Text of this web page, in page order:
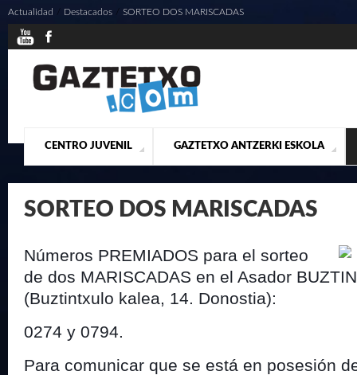
CENTRO JUVENIL
¿QUIENES SOMOS? ACTUALIDAD CONTACTO
GAZTETXO ANTZERKI ESKOLA
PRESENTACIÓN MUSICALES
Actualidad Destacados SORTEO DOS MARISCADAS
SORTEO DOS MARISCADAS
Números PREMIADOS para el sorteo
de dos MARISCADAS en el Asador
(Buztintxulo kalea, 14. Donostia):
0274 y 0794.
Para comunicar que se está en posesión